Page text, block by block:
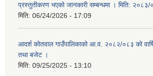
प्रस्तुतीकरण भएको जानकारी सम्बन्धमा । मिति:
मिति: 06/24/2026 - 17:09
आदर्श कोतवाल गाउँपालिकाको आ.व. २०८२/०८३ को
तथा बजेट ।
मिति: 09/25/2025 - 13:10